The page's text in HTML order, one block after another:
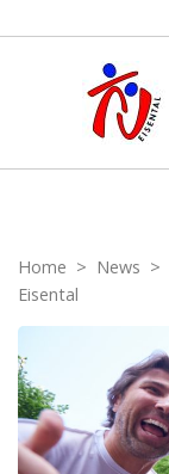
Home > News >
Eisental